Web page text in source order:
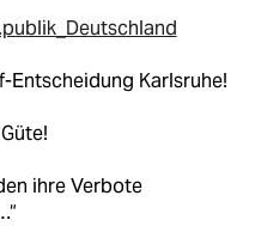
Entscheidung Karlsruhe!
ihre Verbote